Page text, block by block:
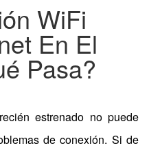
WiFi
En El
Pasa?
estrenado no puede
de conexión. Si de